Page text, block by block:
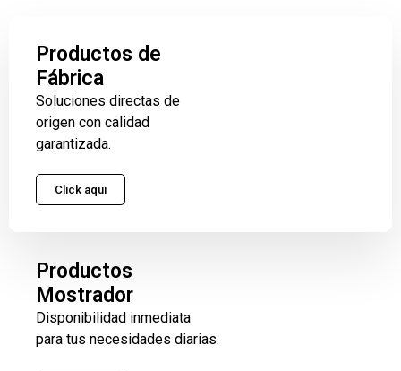
Productos de
Fábrica
Soluciones directas de
origen con calidad
garantizada.
Click aqui
Productos
Mostrador
Disponibilidad inmediata
para tus necesidades diarias.